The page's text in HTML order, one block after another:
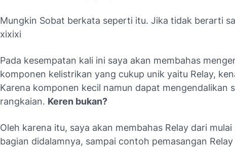
Mungkin Sobat berkata seperti itu. Jika tidak berarti
xixixi
Pada kesempatan kali ini saya akan membahas
komponen kelistrikan yang cukup unik yaitu Relay,
Karena komponen kecil namun dapat mengendalikan
rangkaian. Keren bukan?
Oleh karena itu, saya akan membahas Relay dari
bagian didalamnya, sampai contoh pemasangan